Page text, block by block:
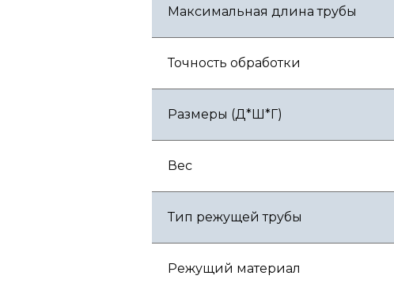
Максимальная длина трубы
Точность обработки
Размеры (Д*Ш*Г)
Вес
Тип режущей трубы
Режущий материал